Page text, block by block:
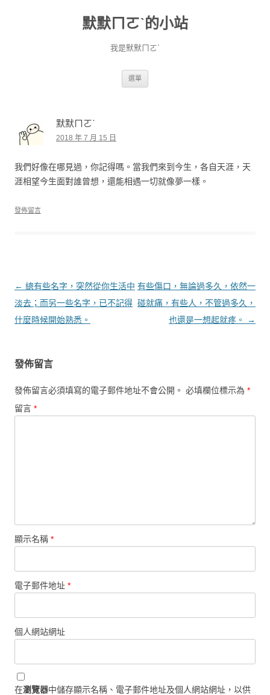
默默ㄇㄛˋ的小站
我是默默ㄇㄛˋ
選單
默默ㄇㄛˋ
2018 年 7 月 15 日
我們好像在哪見過，你記得嗎。當我們來到今生，各自天涯，天
涯相望今生面對誰曾想，還能相遇一切就像夢一樣。
發佈留言
文章導覽
← 總有些名字，突然從你生活中
淡去；而另一些名字，已不記得
什麼時候開始熟悉。
有些傷口，無論過多久，依然一
碰就痛，有些人，不管過多久，
也還是一想起就疼。
→
發佈留言
發佈留言必須填寫的電子郵件地址不會公開。 必填欄位標示為 *
留言 *
顯示名稱 *
電子郵件地址 *
個人網站網址
在瀏覽器中儲存顯示名稱、電子郵件地址及個人網站網址，以供